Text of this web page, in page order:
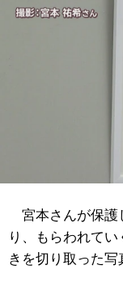
宮本さんが保護
り、もらわれて
きを切り取った写